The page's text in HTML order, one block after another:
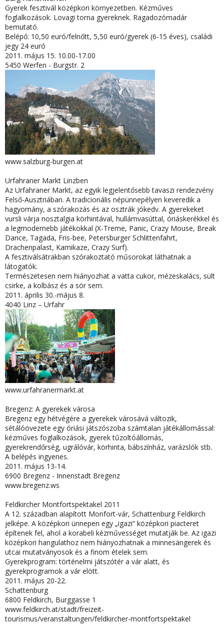
Gyerek fesztivál középkori környezetben. Kézműves
foglalkozások. Lovagi torna gyereknek. Ragadozómadár
bemutató.
Belépő: 10,50 euró/felnőtt, 5,50 euró/gyerek (6-15 éves), családi
jegy 24 euró
2011. május 15. 10.00-17.00
5450 Werfen - Burgstr. 2
www.salzburg-burgen.at
Urfahraner Markt Linzben
Az Urfahraner Markt, az egyik legjelentősebb tavaszi rendezvény
Felső-Ausztriában. A tradicionális népünnepélyen keveredik a
hagyomány, a szórakozás és az osztrák jókedv. A gyerekeket
vursli várja nosztalgia körhintával, hullámvasúttal, óriáskerékkel és
a legmodernebb játékokkal (X-Treme, Panic, Crazy Mouse, Break
Dance, Tagada, Fris-bee, Petersburger Schlittenfahrt,
Drachenpalast, Kamikaze, Crazy Surf).
A fesztiválsátrakban szórakoztató műsorokat láthatnak a
látogatók.
Természetesen nem hiányozhat a vatta cukor, mézeskalács, sült
csirke, a kolbász és a sör sem.
2011. április 30.-május 8.
4040 Linz – Urfahr
www.urfahranermarkt.at
Bregenz: A gyerekek városa
Bregenz egy hétvégére a gyerekek városává változik,
sétálóövezete egy óriási játszószoba számtalan játékállomással:
kézműves foglalkozások, gyerek tűzoltóállomás,
gyerekrendőrség, ugrálóvár, körhinta, bábszínház, varázslók stb.
A belépés ingyenes.
2011. május 13-14.
6900 Bregenz - Innenstadt Bregenz
www.bregenz.ws
Feldkircher Montfortspektakel 2011
A 12. században alapított Monfort-vár, Schattenburg Feldkirch
jelképe. A középkori ünnepen egy „igazi“ középkori piacteret
építenek fel, ahol a korabeli kézművességet mutatják be. Az igazi
középkori hangulathoz nem hiányozhatnak a minnesängerek és
utcai mutatványosok és a finom ételek sem.
Gyerekprogram: történelmi játszótér a vár alatt, és
gyerekprogramok a vár elött.
2011. május 20-22.
Schattenburg
6800 Feldkirch, Burggasse 1
www.feldkirch.at/stadt/freizeit-
tourismus/veranstaltungen/feldkircher-montfortspektakel